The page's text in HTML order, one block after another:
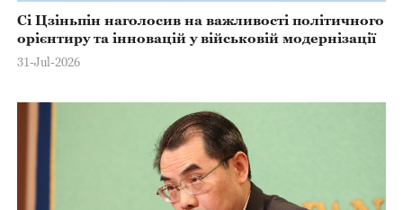
Сі Цзіньпін наголосив на важливості політичного
орієнтиру та інновацій у військовій модернізації
31-Jul-2026